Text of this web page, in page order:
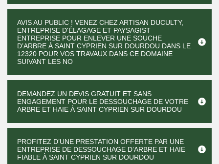
AVIS AU PUBLIC ! VENEZ CHEZ ARTISAN DUCULTY,
ENTREPRISE D'ÉLAGAGE ET PAYSAGIST
ENTREPRISE POUR ENLEVER UNE SOUCHE
D’ARBRE À SAINT CYPRIEN SUR DOURDOU DANS LE
12320 POUR VOS TRAVAUX DANS CE DOMAINE
SUIVANT LES NO
DEMANDEZ UN DEVIS GRATUIT ET SANS
ENGAGEMENT POUR LE DESSOUCHAGE DE VOTRE
ARBRE ET HAIE À SAINT CYPRIEN SUR DOURDOU
PROFITEZ D’UNE PRESTATION OFFERTE PAR UNE
ENTREPRISE DE DESSOUCHAGE D’ARBRE ET HAIE
FIABLE À SAINT CYPRIEN SUR DOURDOU